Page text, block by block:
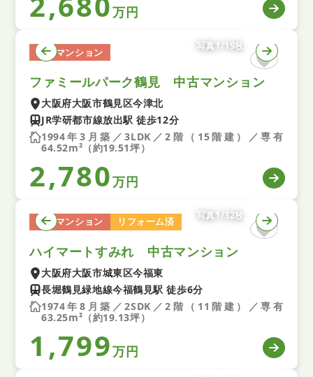
万円
中古マンション
写真1/19枚
ファミールパーク鶴見 中古マンション
大阪府大阪市鶴見区今津北
JR学研都市線放出駅 徒歩12分
1994年3月築／3LDK／2階（15階建）／専有
64.52m²（約19.51坪）
2,780万円
中古マンション リフォーム済
写真1/32枚
ハイマートすみれ 中古マンション
大阪府大阪市城東区今福東
長堀鶴見緑地線今福鶴見駅 徒歩6分
1974年8月築／2SDK／2階（11階建）／専有
63.25m²（約19.13坪）
1,799万円